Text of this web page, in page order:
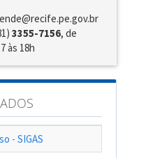
3355-7156, de
às 18h
- SIGAS